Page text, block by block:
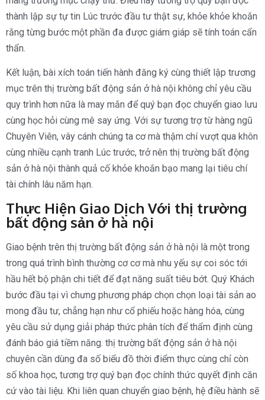
thành lập sự tự tin Lúc trước đầu tư thật sự, khỏe khỏe khoắn
rằng từng bước một phần đa được giám giáp sẽ tính toán cẩn
thẩn.
Kết luận, bài xích toán tiến hành đăng ký cùng thiết lập trương
mục trên thị trường bất động sản ở hà nội không chỉ yêu cầu
quy trình hơn nữa là may mắn để quý bạn đọc chuyển giao lưu
cùng học hỏi cùng mê say ứng. Với sự tương trợ từ hàng ngũ
Chuyên Viên, vây cánh chúng ta cơ mà thậm chí vượt qua khôn
cùng nhiều cạnh tranh Lúc trước, trở nên thị trường bất động
sản ở hà nội thành quả cố khỏe khoắn bạo mang lại tiêu chí
tài chính lâu năm hạn.
Thực Hiện Giao Dịch Với thị trường
bất động sản ở hà nội
Giao bệnh trên thị trường bất động sản ở hà nội là một trong
trong quá trình bình thường cơ cơ mà nhu yếu sự coi sóc tới
hầu hết bộ phận chi tiết để đạt năng suất tiêu bớt. Quý Khách
bước đầu tại vì chưng phương pháp chọn chọn loại tài sản ao
mong đầu tư, chẳng hạn như cổ phiếu hoặc hàng hóa, cùng
yêu cầu sử dụng giải pháp thức phân tích để thẩm định cùng
đánh báo giá tiềm năng. thị trường bất động sản ở hà nội
chuyên cần dùng đa số biểu đồ thời điểm thực cùng chỉ còn
số khoa học, tương trợ quý bạn đọc chính thức quyết định căn
cứ vào tài liệu. Khi liên quan chuyển giao bệnh, hệ điều hành sẽ